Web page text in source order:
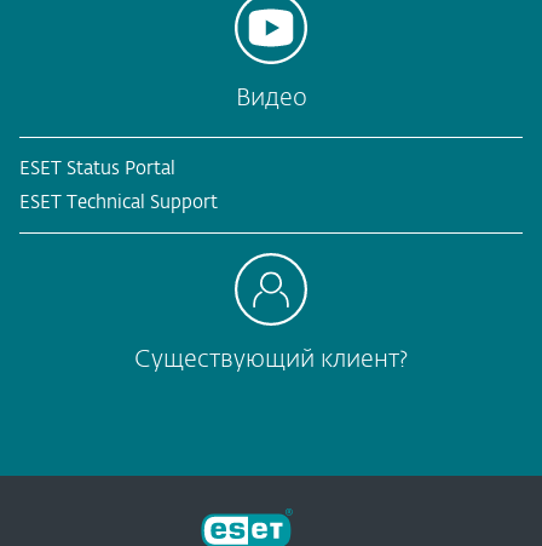
Видео
ESET Status Portal
ESET Technical Support
Существующий клиент?